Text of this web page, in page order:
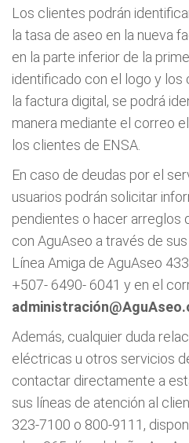
Los clientes podrán
la tasa de aseo en la nueva
en la parte inferior de la
identificado con el logo y los
la factura digital, se podrá
manera mediante el correo
los clientes de ENSA.
En caso de deudas por el
usuarios podrán solicitar
pendientes o hacer arreglos
con AguAseo a través de
Línea Amiga de AguAseo
+507- 6490- 6041 y en el
administració
Además, cualquier duda
eléctricas u otros servicios
contactar directamente a
sus líneas de atención al
323-7100 o 800-9111,